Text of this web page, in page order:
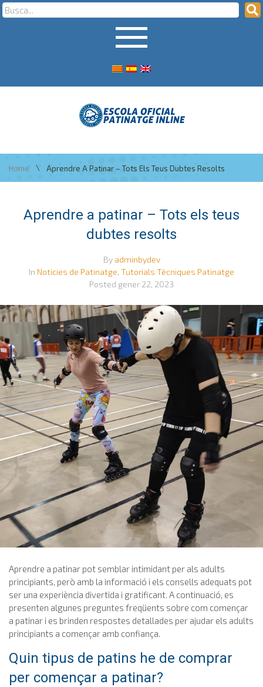
Home \ Aprendre A Patinar – Tots Els Teus Dubtes Resolts
Aprendre a patinar – Tots els teus
dubtes resolts
By adminbydev
In Noticies de Patinatge, Tutorials Tècniques Patinatge
Posted gener 22, 2023
Aprendre a patinar pot semblar intimidant per als adults
principiants, però amb la informació i els consells adequats pot
ser una experiència divertida i gratificant. A continuació, es
presenten algunes preguntes freqüents sobre com començar
a patinar i es brinden respostes detallades per ajudar els adults
principiants a començar amb confiança.
Quin tipus de patins he de comprar
per començar a patinar?